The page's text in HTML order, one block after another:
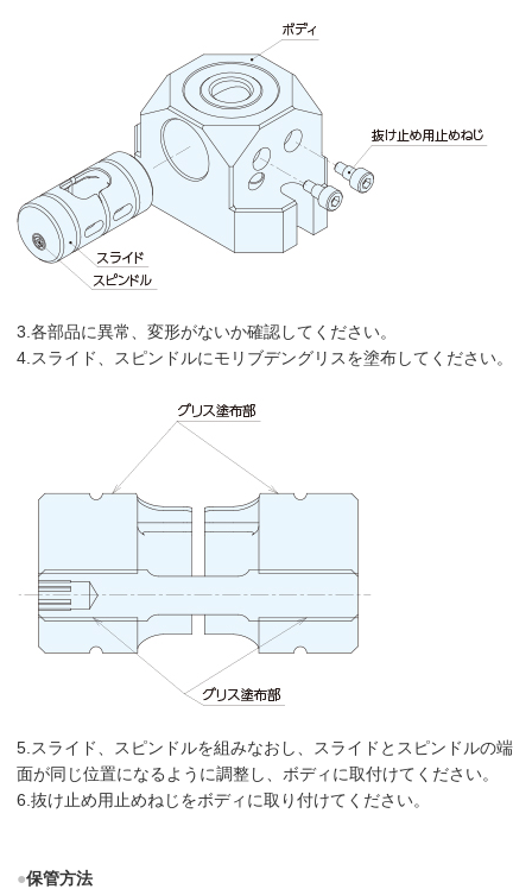
3.各部品に異常、変形がないか確認してください。
4.スライド、スピンドルにモリブデングリスを塗布してください。
5.スライド、スピンドルを組みなおし、スライドとスピンドルの端
面が同じ位置になるように調整し、ボディに取付けてください。
6.抜け止め用止めねじをボディに取り付けてください。
●保管方法